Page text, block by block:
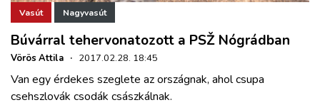
Vasút Nagyvasút
Búvárral tehervonatozott a PSŽ Nógrádban
Vörös Attila · 2017.02.28. 18:45
Van egy érdekes szeglete az országnak, ahol csupa
csehszlovák csodák császkálnak.